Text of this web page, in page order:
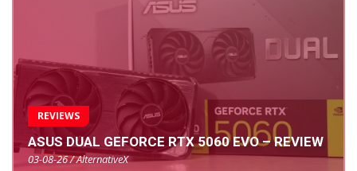
REVIEWS
ASUS DUAL GEFORCE RTX 5060 EVO – REVIEW
03-08-26 / AlternativeX